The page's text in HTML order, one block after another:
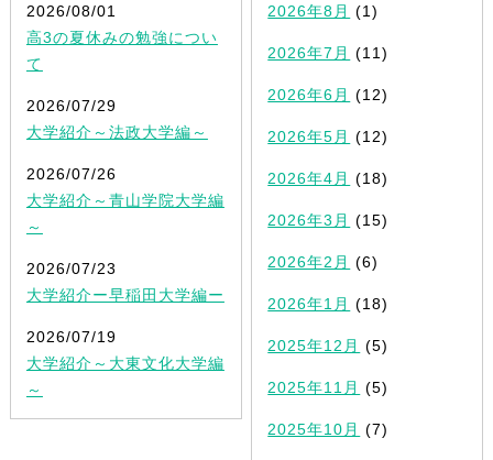
2026/08/01
高3の夏休みの勉強につい
て
2026/07/29
大学紹介～法政大学編～
2026/07/26
大学紹介～青山学院大学編
～
2026/07/23
大学紹介ー早稲田大学編ー
2026/07/19
大学紹介～大東文化大学編
～
2026年8月 (1)
2026年7月 (11)
2026年6月 (12)
2026年5月 (12)
2026年4月 (18)
2026年3月 (15)
2026年2月 (6)
2026年1月 (18)
2025年12月 (5)
2025年11月 (5)
2025年10月 (7)